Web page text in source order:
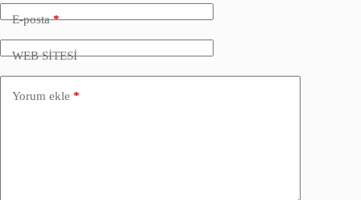
E-posta*
WEB SİTESİ
Yorum ekle *